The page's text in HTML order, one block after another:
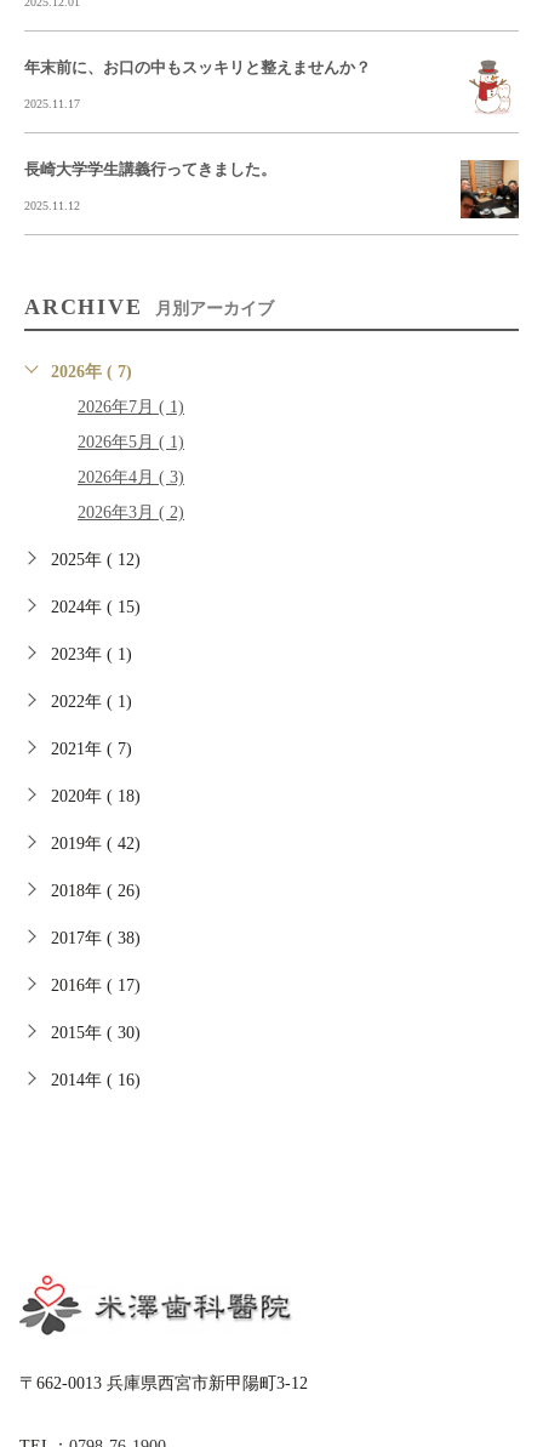
年末前に、お口の中もスッキリと整えませんか？
2025.11.17
長崎大学学生講義行ってきました。
2025.11.12
ARCHIVE 月別アーカイブ
2026年 ( 7)
2026年7月 ( 1)
2026年5月 ( 1)
2026年4月 ( 3)
2026年3月 ( 2)
2025年 ( 12)
2024年 ( 15)
2023年 ( 1)
2022年 ( 1)
2021年 ( 7)
2020年 ( 18)
2019年 ( 42)
2018年 ( 26)
2017年 ( 38)
2016年 ( 17)
2015年 ( 30)
2014年 ( 16)
〒662-0013 兵庫県西宮市新甲陽町3-12